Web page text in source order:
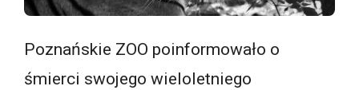
Poznańskie ZOO poinformowało o
śmierci swojego wieloletniego